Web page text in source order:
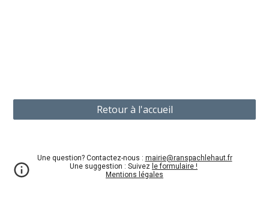
Retour à l'accueil
Une question? Contactez-nous : mairie@ranspachlehaut.fr
Une suggestion : Suivez le formulaire !
Mentions légales